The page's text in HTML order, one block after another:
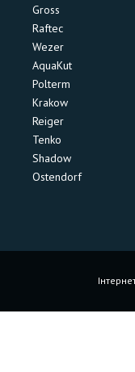
Gross
Raftec
Wezer
AquaKut
Polterm
Krakow
Reiger
Tenko
Shadow
Ostendorf